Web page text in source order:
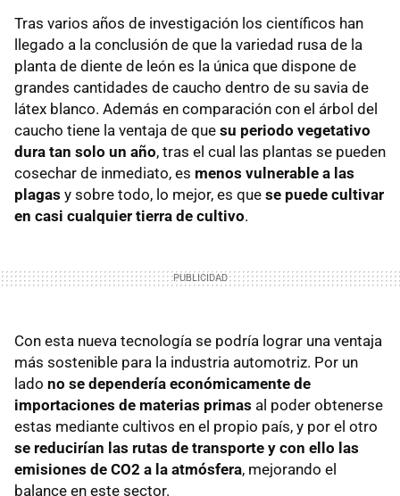
Tras varios años de investigación los científicos han
llegado a la conclusión de que la variedad rusa de la
planta de diente de león es la única que dispone de
grandes cantidades de caucho dentro de su savia de
látex blanco. Además en comparación con el árbol del
caucho tiene la ventaja de que su periodo vegetativo
dura tan solo un año, tras el cual las plantas se pueden
cosechar de inmediato, es menos vulnerable a las
plagas y sobre todo, lo mejor, es que se puede cultivar
en casi cualquier tierra de cultivo.
Con esta nueva tecnología se podría lograr una ventaja
más sostenible para la industria automotriz. Por un
lado no se dependería económicamente de
importaciones de materias primas al poder obtenerse
estas mediante cultivos en el propio país, y por el otro
se reducirían las rutas de transporte y con ello las
emisiones de CO2 a la atmósfera, mejorando el
balance en este sector.